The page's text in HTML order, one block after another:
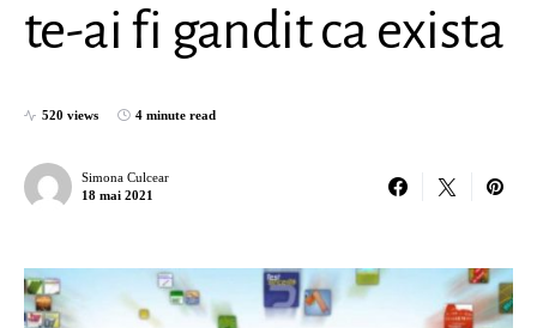
te-ai fi gandit ca exista
520 views 4 minute read
Simona Culcear
18 mai 2021